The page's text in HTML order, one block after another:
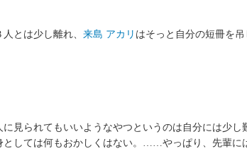
とは少し離れ、 来島 アカリ はそっと自分の短冊を
見られてもいいようなやつというのは自分には少し
しては何もおかしくはない。……やっぱり、先輩に